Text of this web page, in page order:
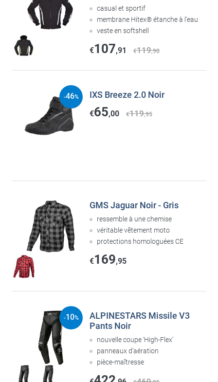
casual et sportif
membrane Hitex® étanche à l’eau
veste en softshell
€107,91 €119,90
IXS Breeze 2.0 Noir
€65,00 €119,95
-46%
GMS Jaguar Noir - Gris
ressemble à une chemise
véritable vêtement moto
protections homologuées CE
€169,95
ALPINESTARS Missile V3
Pants Noir
nouvelle coupe ‘High-Flex’
panneaux d'aération
pièce-maîtresse
-10%